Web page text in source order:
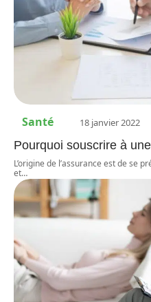
Santé 18 janvier 2022
Pourquoi souscrire à
L’origine de l’assurance est de se
et…